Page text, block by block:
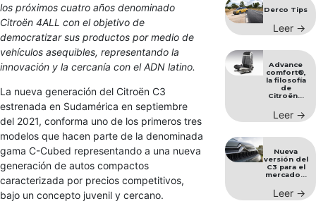
los próximos cuatro años denominado
Citroën 4ALL con el objetivo de
democratizar sus productos por medio de
vehículos asequibles, representando la
innovación y la cercanía con el ADN latino.
La nueva generación del Citroën C3
estrenada en Sudamérica en septiembre
del 2021, conforma uno de los primeros tres
modelos que hacen parte de la denominada
gama C-Cubed representando a una nueva
generación de autos compactos
caracterizada por precios competitivos,
bajo un concepto juvenil y cercano.
Derco Tips
Leer →
Advance
comfort®,
la filosofía
de
Citroën...
Leer →
Nueva
versión del
C3 para el
mercado...
Leer →